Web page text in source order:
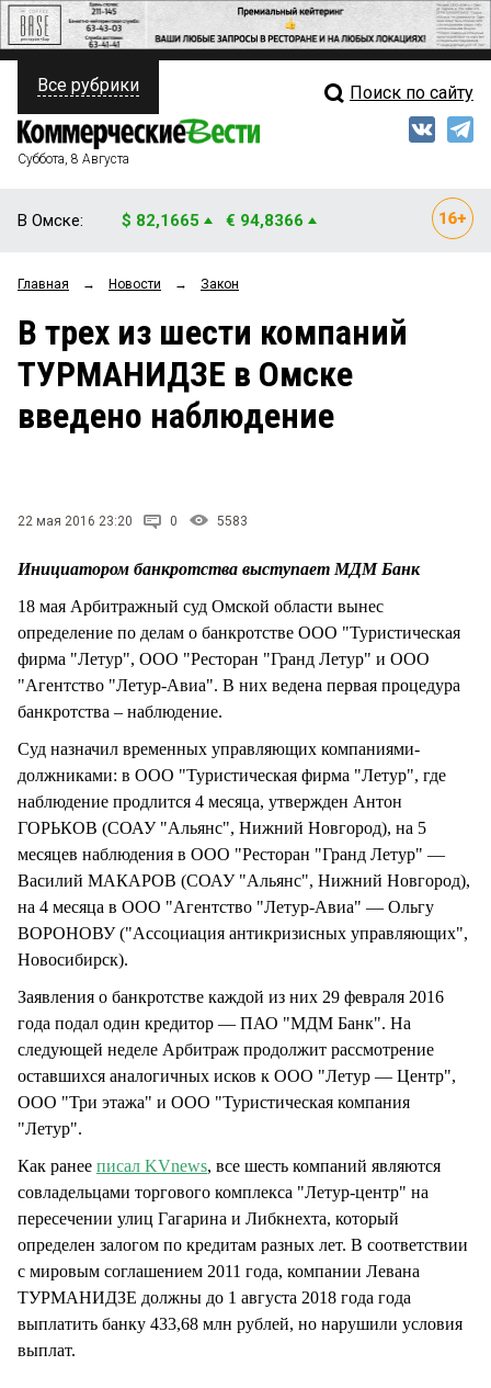
ПОЛИТИКА
ФИНАНСЫ
ОБЩЕСТВО
ЗАКОН
НОВОСТИ КОМПАНИЙ
Свежий выпуск
Рейтинги
Блоги
Архив
Все рубрики Поиск по сайту
Суббота, 8 Августа
В Омске: $ 82,1665 € 94,8366
Главная → Новости → Закон
В трех из шести компаний
ТУРМАНИДЗЕ в Омске
введено наблюдение
22 мая 2016 23:20 0 5583
Инициатором банкротства выступает МДМ Банк
18 мая Арбитражный суд Омской области вынес
определение по делам о банкротстве ООО "Туристическая
фирма "Летур", ООО "Ресторан "Гранд Летур" и ООО
"Агентство "Летур-Авиа". В них ведена первая процедура
банкротства – наблюдение.
Суд назначил временных управляющих компаниями-
должниками: в ООО "Туристическая фирма "Летур", где
наблюдение продлится 4 месяца, утвержден Антон
ГОРЬКОВ (СОАУ "Альянс", Нижний Новгород), на 5
месяцев наблюдения в ООО "Ресторан "Гранд Летур" —
Василий МАКАРОВ (СОАУ "Альянс", Нижний Новгород),
на 4 месяца в ООО "Агентство "Летур-Авиа" — Ольгу
ВОРОНОВУ ("Ассоциация антикризисных управляющих",
Новосибирск).
Заявления о банкротстве каждой из них 29 февраля 2016
года подал один кредитор — ПАО "МДМ Банк". На
следующей неделе Арбитраж продолжит рассмотрение
оставшихся аналогичных исков к ООО "Летур — Центр",
ООО "Три этажа" и ООО "Туристическая компания
"Летур".
Как ранее писал KVnews, все шесть компаний являются
совладельцами торгового комплекса "Летур-центр" на
пересечении улиц Гагарина и Либкнехта, который
определен залогом по кредитам разных лет. В соответствии
с мировым соглашением 2011 года, компании Левана
ТУРМАНИДЗЕ должны до 1 августа 2018 года года
выплатить банку 433,68 млн рублей, но нарушили условия
выплат.